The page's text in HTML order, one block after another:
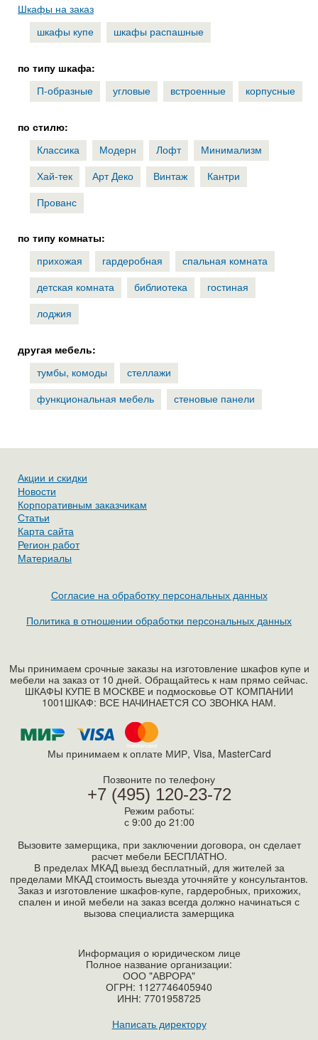
Шкафы на заказ
шкафы купе
шкафы распашные
по типу шкафа:
П-образные
угловые встроенные корпусные
по стилю:
Классика
Модерн Лофт
Минимализм
Хай-тек
Арт Деко Винтаж
Кантри
Прованс
по типу комнаты:
прихожая
гардеробная
спальная комната
детская комната
библиотека
гостиная
лоджия
другая мебель:
тумбы, комоды
стеллажи
функциональная мебель
стеновые панели
Акции и скидки
Новости
Корпоративным заказчикам
Статьи
Карта сайта
Регион работ
Материалы
Согласие на обработку персональных данных
Политика в отношении обработки персональных данных
Мы принимаем срочные заказы на изготовление шкафов купе и
мебели на заказ от 10 дней. Обращайтесь к нам прямо сейчас.
ШКАФЫ КУПЕ В МОСКВЕ и подмосковье ОТ КОМПАНИИ
1001ШКАФ: ВСЕ НАЧИНАЕТСЯ СО ЗВОНКА НАМ.
Мы принимаем к оплате МИР, Visa, MasterСard
Позвоните по телефону
+7 (495) 120-23-72
Режим работы:
с 9:00 до 21:00
Вызовите замерщика, при заключении договора, он сделает
расчет мебели БЕСПЛАТНО.
В пределах МКАД выезд бесплатный, для жителей за
пределами МКАД стоимость выезда уточняйте у консультантов.
Заказ и изготовление шкафов-купе, гардеробных, прихожих,
спален и иной мебели на заказ всегда должно начинаться с
вызова специалиста замерщика
Информация о юридическом лице
Полное название организации:
ООО "АВРОРА"
ОГРН: 1127746405940
ИНН: 7701958725
Написать директору